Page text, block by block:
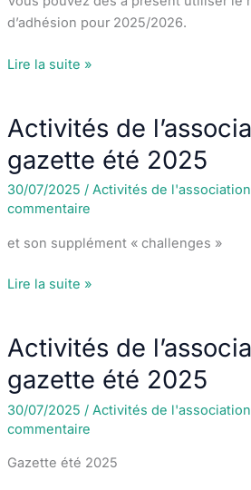
d’adhésion pour 2025/2026.
Activités
:
Adhésion
2025/2026
Lire la suite »
Activités de
gazette été 2025
30/07/2025 / Activités de l'association
commentaire
et son supplément « challenges »
Activités
gazette
2025
Lire la suite »
Activités de
gazette été 2025
30/07/2025 / Activités de l'association
commentaire
Gazette été 2025